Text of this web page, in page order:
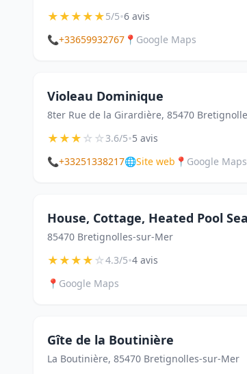
★★★★★5/5•6 avis
📞+33659932767 📍 Google Maps
Violeau Dominique
8ter Rue de la Girardière, 85470
★★★☆☆3.6/5•5 avis
📞+33251338217🌐Site web 📍 Google Maps
House, Cottage, Heated Pool
85470 Bretignolles-sur-Mer
★★★★☆4.3/5•4 avis
📍 Google Maps
Gîte de la Boutinière
La Boutinière, 85470 Bretignolles-sur-Mer